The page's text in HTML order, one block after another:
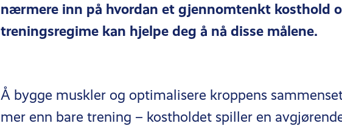
nærmere inn på hvordan et gjennomtenkt kosthold
treningsregime kan hjelpe deg å nå disse målene.
Å bygge muskler og optimalisere kroppens
mer enn bare trening – kostholdet spiller en